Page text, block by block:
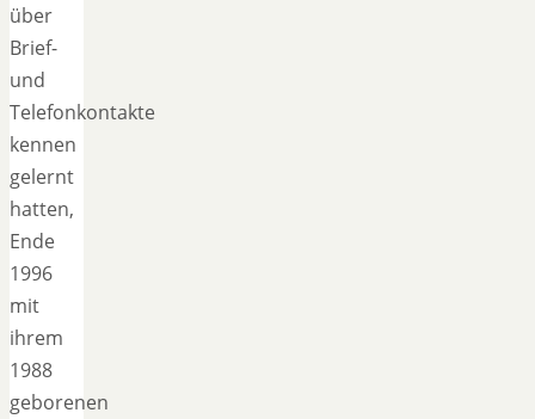
über
Brief-
und
Telefonkontakte
kennen
gelernt
hatten,
Ende
1996
mit
ihrem
1988
geborenen